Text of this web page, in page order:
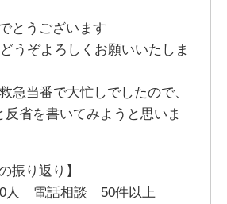
とうございます
うぞよろしくお願いいたしま
急当番で大忙しでしたので、
反省を書いてみようと思いま
振り返り】
人 電話相談 50件以上